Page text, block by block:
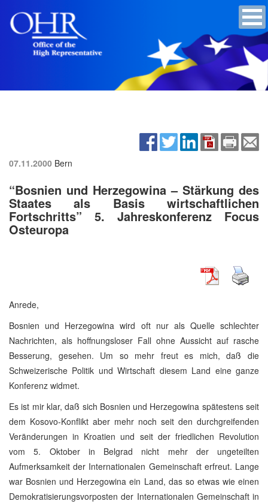
07.11.2000 Bern
“Bosnien und Herzegowina – Stärkung des
Staates als Basis wirtschaftlichen
Fortschritts” 5. Jahreskonferenz Focus
Osteuropa
Anrede,
Bosnien und Herzegowina wird oft nur als Quelle schlechter
Nachrichten, als hoffnungsloser Fall ohne Aussicht auf rasche
Besserung, gesehen. Um so mehr freut es mich, daß die
Schweizerische Politik und Wirtschaft diesem Land eine ganze
Konferenz widmet.
Es ist mir klar, daß sich Bosnien und Herzegowina spätestens seit
dem Kosovo-Konflikt aber mehr noch seit den durchgreifenden
Veränderungen in Kroatien und seit der friedlichen Revolution
vom 5. Oktober in Belgrad nicht mehr der ungeteilten
Aufmerksamkeit der Internationalen Gemeinschaft erfreut. Lange
war Bosnien und Herzegowina ein Land, das so etwas wie einen
Demokratisierungsvorposten der Internationalen Gemeinschaft in